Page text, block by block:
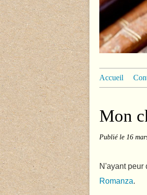
Accueil
Mon
Publié le 16
N'ayant peur
Romanza.